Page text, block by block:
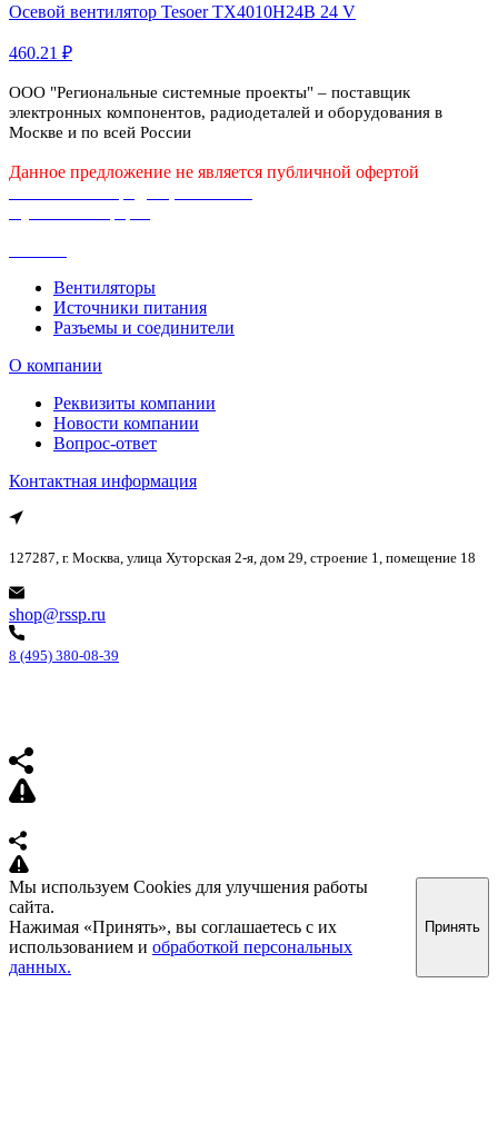
Осевой вентилятор Tesoer TX4010H24B 24 V
460.21 ₽
ООО "Региональные системные проекты" – поставщик
электронных компонентов, радиодеталей и оборудования в
Москве и по всей России
Данное предложение не является публичной офертой
Вентиляторы
Источники питания
Разъемы и соединители
О компании
Реквизиты компании
Новости компании
Вопрос-ответ
Контактная информация
127287, г. Москва, улица Хуторская 2-я, дом 29, строение 1, помещение 18
shop@rssp.ru
8 (495) 380-08-39
Мы используем Cookies для улучшения работы
сайта.
Нажимая «Принять», вы соглашаетесь с их
использованием и обработкой персональных
данных.
Принять